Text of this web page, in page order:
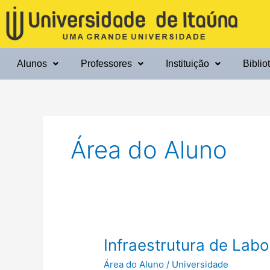
conteúdo
Alunos Professores Instituição
Área do Aluno
Infraestrutura de
Área do Aluno / Universidade
Infraestrutura
de